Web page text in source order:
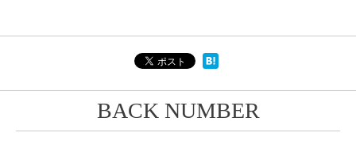
BACK NUMBER